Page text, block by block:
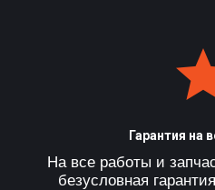
Гарантия на
На все работы и
безусловная